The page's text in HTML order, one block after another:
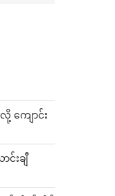
ကျောင်း
င်းချီ